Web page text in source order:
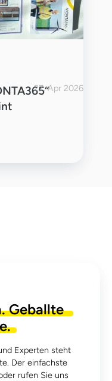
27. Apr 2026
Geballte
Experten steht
Der einfachste
rufen Sie uns